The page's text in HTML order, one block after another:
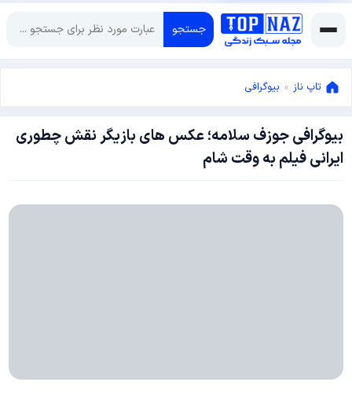
جستجو
تاپ ناز » بیوگرافی
بیوگرافی جوزف سلامه؛ عکس های بازیگر نقش چطوری
ایرانی فیلم به وقت شام
مارس
2,
2,